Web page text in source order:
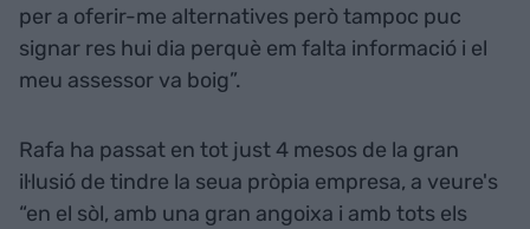
per a oferir-me alternatives però tampoc puc
signar res hui dia perquè em falta informació i el
meu assessor va boig”.
Rafa ha passat en tot just 4 mesos de la gran
il·lusió de tindre la seua pròpia empresa, a veure's
“en el sòl, amb una gran angoixa i amb tots els